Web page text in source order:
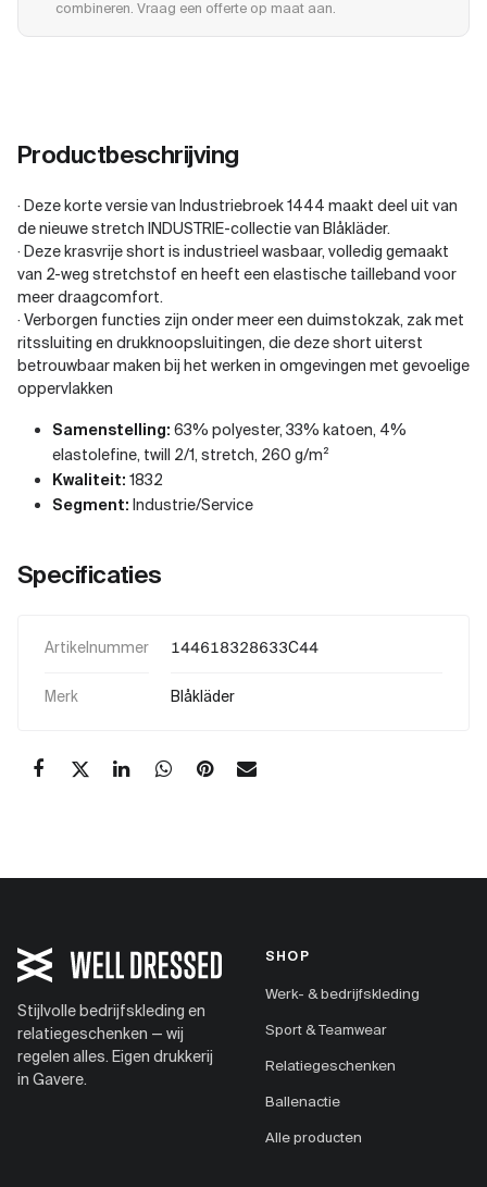
combineren. Vraag een offerte op maat aan.
Productbeschrijving
· Deze korte versie van Industriebroek 1444 maakt deel uit van
de nieuwe stretch INDUSTRIE-collectie van Blåkläder.
· Deze krasvrije short is industrieel wasbaar, volledig gemaakt
van 2-weg stretchstof en heeft een elastische tailleband voor
meer draagcomfort.
· Verborgen functies zijn onder meer een duimstokzak, zak met
ritssluiting en drukknoopsluitingen, die deze short uiterst
betrouwbaar maken bij het werken in omgevingen met gevoelige
oppervlakken
Samenstelling: 63% polyester, 33% katoen, 4%
elastolefine, twill 2/1, stretch, 260 g/m²
Kwaliteit: 1832
Segment: Industrie/Service
Specificaties
Artikelnummer 144618328633C44
Merk Blåkläder
Stijlvolle bedrijfskleding en
relatiegeschenken — wij
regelen alles. Eigen drukkerij
in Gavere.
SHOP
Werk- & bedrijfskleding
Sport & Teamwear
Relatiegeschenken
Ballenactie
Alle producten